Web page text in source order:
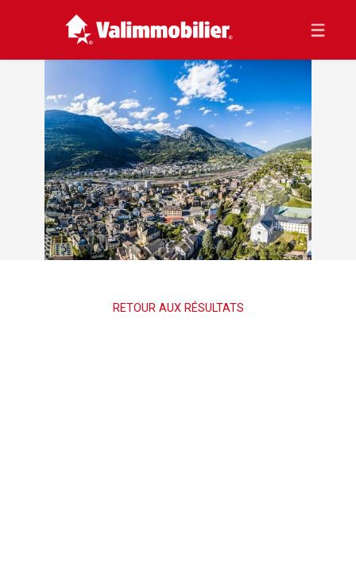
RETOUR AUX RÉSULTATS